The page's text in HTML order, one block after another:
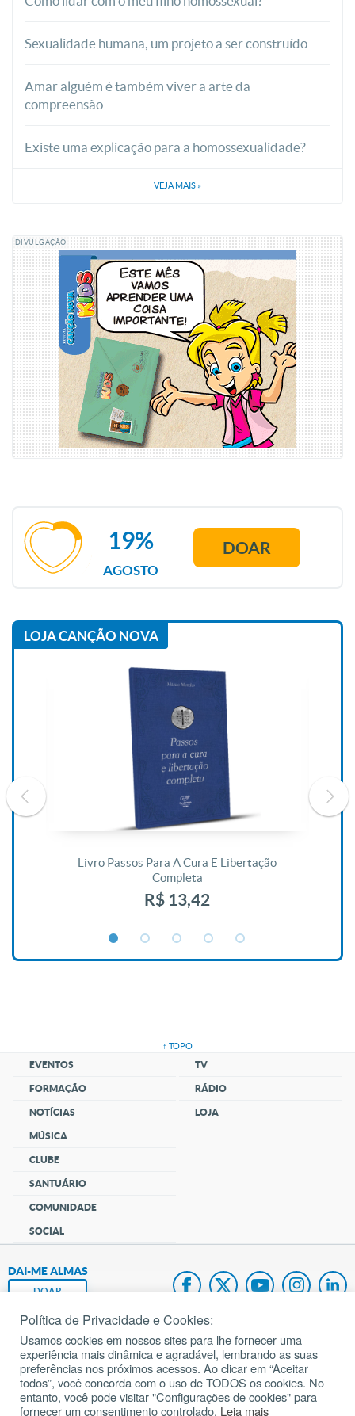
Sexualidade humana, um projeto a ser construído
Amar alguém é também viver a arte da
compreensão
Existe uma explicação para a homossexualidade?
VEJA MAIS »
DIVULGAÇÃO
AGOSTO
19% DOAR
LOJA CANÇÃO NOVA
Livro Passos Para A Cura E Libertação
Completa
R$ 13,42
↑ TOPO
EVENTOS
FORMAÇÃO
NOTÍCIAS
MÚSICA
CLUBE
SANTUÁRIO
COMUNIDADE
SOCIAL
TV
RÁDIO
LOJA
DAI-ME ALMAS
DOAR
Fundação João Paulo II
Pedido de Oração
Mapa do site
Política de Privacidade e Cookies:
Usamos cookies em nossos sites para lhe fornecer uma
experiência mais dinâmica e agradável, lembrando as suas
preferências nos próximos acessos. Ao clicar em “Aceitar
todos”, você concorda com o uso de TODOS os cookies. No
entanto, você pode visitar "Configurações de cookies" para
fornecer um consentimento controlado. Leia mais